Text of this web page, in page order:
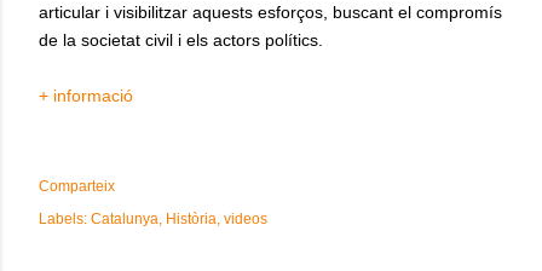
articular i visibilitzar aquests esforços, buscant el compromís
de la societat civil i els actors polítics.
+ informació
Comparteix
Labels: Catalunya Història videos